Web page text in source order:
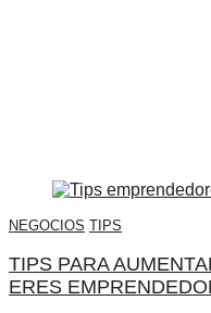
NEGOCIOS TIPS
TIPS PARA
ERES